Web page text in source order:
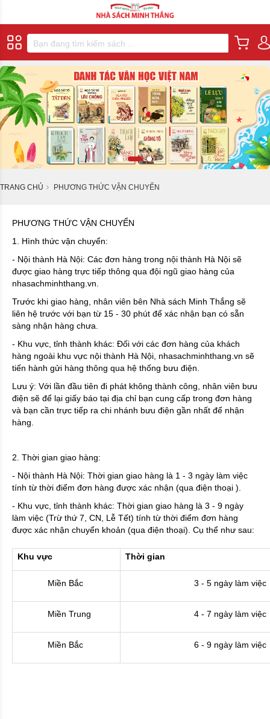
TRANG CHỦ PHƯƠNG THỨC VẬN CHUYỂN
PHƯƠNG THỨC VẬN CHUYỂN
1. Hình thức vận chuyển:
- Nội thành Hà Nội: Các đơn hàng trong nội thành Hà Nội sẽ
được giao hàng trực tiếp thông qua đội ngũ giao hàng của
nhasachminhthang.vn.
Trước khi giao hàng, nhân viên bên Nhà sách Minh Thắng sẽ
liên hệ trước với bạn từ 15 - 30 phút để xác nhận bạn có sẵn
sàng nhận hàng chưa.
- Khu vực, tỉnh thành khác: Đối với các đơn hàng của khách
hàng ngoài khu vực nội thành Hà Nội, nhasachminhthang.vn sẽ
tiến hành gửi hàng thông qua hệ thống bưu điện.
Lưu ý: Với lần đầu tiên đi phát không thành công, nhân viên bưu
điện sẽ để lại giấy báo tại địa chỉ bạn cung cấp trong đơn hàng
và bạn cần trực tiếp ra chi nhánh bưu điện gần nhất để nhận
hàng.
2. Thời gian giao hàng:
- Nội thành Hà Nội: Thời gian giao hàng là 1 - 3 ngày làm việc
tính từ thời điểm đơn hàng được xác nhận (qua điện thoại ).
- Khu vực, tỉnh thành khác: Thời gian giao hàng là 3 - 9 ngày
làm việc (Trừ thứ 7, CN, Lễ Tết) tính từ thời điểm đơn hàng
được xác nhận chuyển khoản (qua điện thoại). Cụ thể như sau:
Khu vực Thời gian
Miền Bắc 3 - 5 ngày làm việc
Miền Trung 4 - 7 ngày làm việc
Miền Bắc 6 - 9 ngày làm việc